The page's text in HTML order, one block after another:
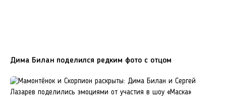
Дима Билан поделился редким фото с отцом